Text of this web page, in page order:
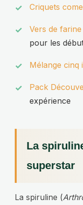
Criquets
Vers de farine
pour les
Mélange cinq
Pack
expérience
La
superstar
La spiruline (